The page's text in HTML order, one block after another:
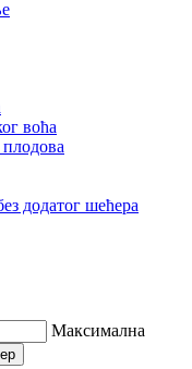
воћа
додатог шећера
Максимална